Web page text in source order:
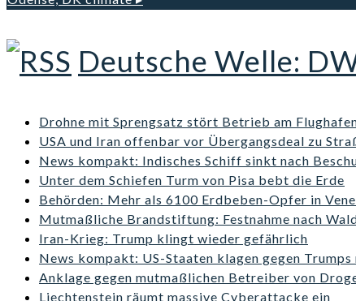
Deutsche Welle:
Drohne mit Sprengsatz stört Betrieb am
USA und Iran offenbar vor Übergangsdeal zu
News kompakt: Indisches Schiff sinkt nach
Unter dem Schiefen Turm von Pisa bebt die Erde
Behörden: Mehr als 6100 Erdbeben-Opfer in
Mutmaßliche Brandstiftung: Festnahme nach
Iran-Krieg: Trump klingt wieder gefährlich
News kompakt: US-Staaten klagen gegen Trumps
Anklage gegen mutmaßlichen Betreiber von
Liechtenstein räumt massive Cyberattacke ein